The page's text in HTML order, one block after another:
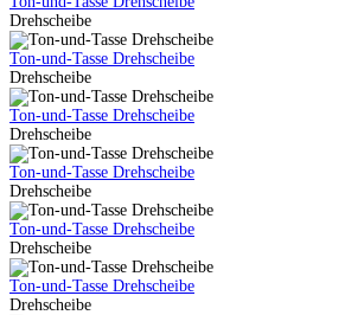
Drehscheibe
Ton-und-Tasse Drehscheibe
Drehscheibe
Ton-und-Tasse Drehscheibe
Drehscheibe
Ton-und-Tasse Drehscheibe
Drehscheibe
Ton-und-Tasse Drehscheibe
Drehscheibe
Ton-und-Tasse Drehscheibe
Drehscheibe